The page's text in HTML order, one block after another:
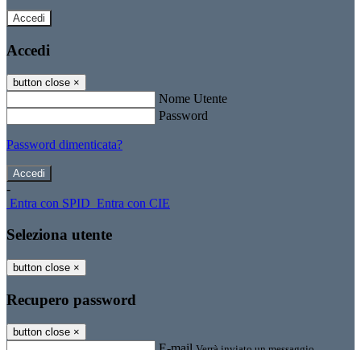
Accedi
Accedi
button close ×
Nome Utente
Password
Password dimenticata?
-
Entra con SPID Entra con CIE
Seleziona utente
button close ×
Recupero password
button close ×